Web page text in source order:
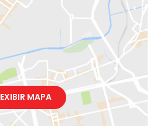
EXIBIR MAPA